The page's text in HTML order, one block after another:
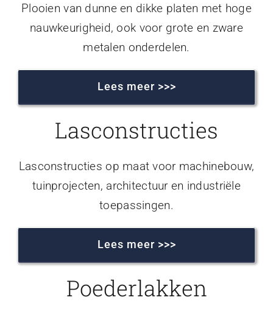
Plooien van dunne en dikke platen met hoge
nauwkeurigheid, ook voor grote en zware
metalen onderdelen.
Lees meer >>>
Lasconstructies
Lasconstructies op maat voor machinebouw,
tuinprojecten, architectuur en industriële
toepassingen.
Lees meer >>>
Poederlakken